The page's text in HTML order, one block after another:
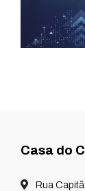
Casa do
Rua